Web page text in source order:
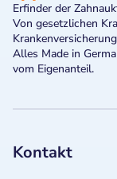
Erfinder der
Von gesetzlichen
Alles Made in
vom Eigenanteil.
Kontakt